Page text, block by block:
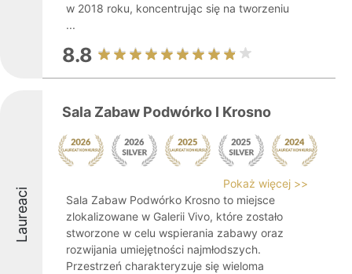
w 2018 roku, koncentrując się na tworzeniu
...
8.8
Laureaci
Sala Zabaw Podwórko I Krosno
Pokaż więcej >>
Sala Zabaw Podwórko Krosno to miejsce
zlokalizowane w Galerii Vivo, które zostało
stworzone w celu wspierania zabawy oraz
rozwijania umiejętności najmłodszych.
Przestrzeń charakteryzuje się wieloma